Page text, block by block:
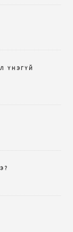
ҮНЭГҮЙ